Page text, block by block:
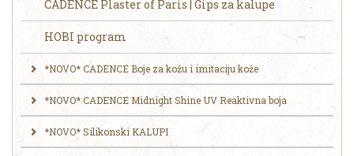
CADENCE Plaster of Paris | Gips za kalupe
HOBI program
*NOVO* CADENCE Boje za kožu i imitaciju kože
*NOVO* CADENCE Midnight Shine UV Reaktivna boja
*NOVO* Silikonski KALUPI